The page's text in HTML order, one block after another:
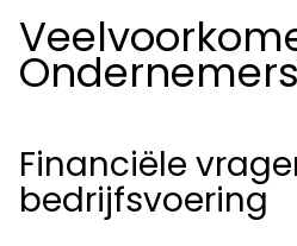
Financiële
bedrijfsvoering